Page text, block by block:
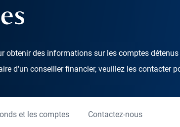
obtenir des informations sur les comptes
d'un conseiller financier, veuillez les contacter
et les comptes Contactez-nous